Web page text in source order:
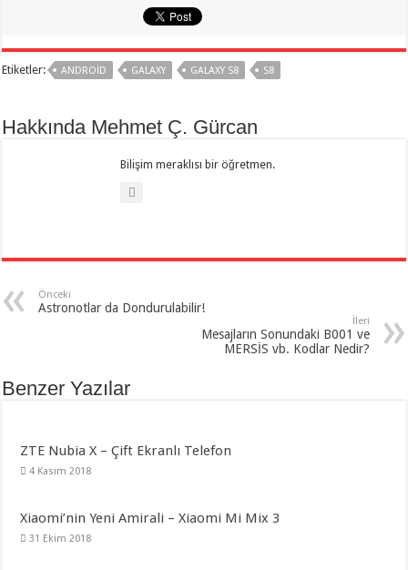
Etiketler: ANDROID GALAXY GALAXY S8 S8
Hakkında Mehmet Ç. Gürcan
Bilişim meraklısı bir öğretmen.
Önceki
Astronotlar da Dondurulabilir!
İleri
Mesajların Sonundaki B001 ve
MERSİS vb. Kodlar Nedir?
Benzer Yazılar
ZTE Nubia X – Çift Ekranlı Telefon
4 Kasım 2018
Xiaomi’nin Yeni Amirali – Xiaomi Mi Mix 3
31 Ekim 2018